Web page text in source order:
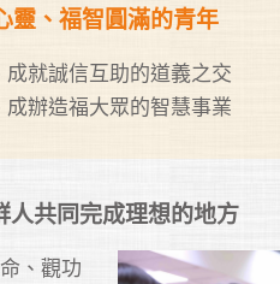
靈、福智圓滿的青年
就誠信互助的道義之交
辦造福大眾的智慧事業
共同完成理想的地方
、觀功